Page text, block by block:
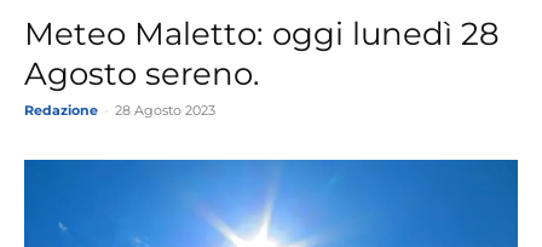
Meteo Maletto: oggi lunedì 28
Agosto sereno.
Redazione 28 Agosto 2023